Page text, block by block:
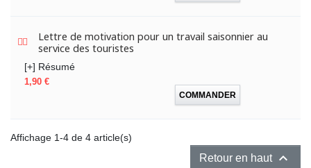
Lettre de motivation pour un travail saisonnier au
service des touristes
[+] Résumé
Prix
1,90 €
COMMANDER
Affichage 1-4 de 4 article(s)
Retour en haut 